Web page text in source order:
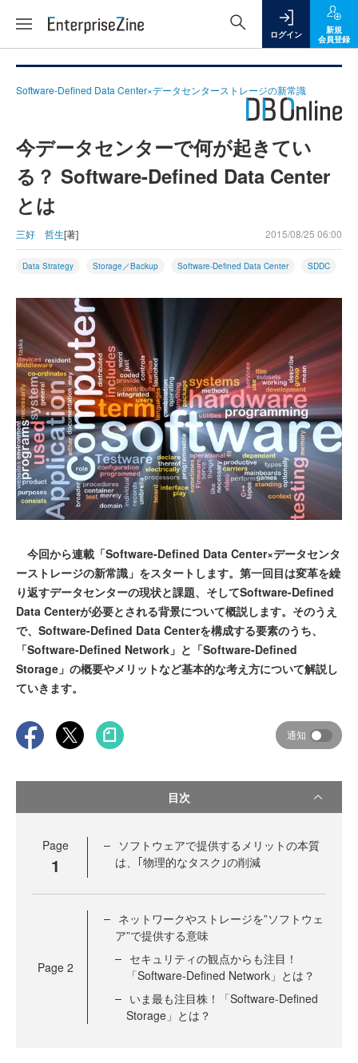
ログイン
新規
会員登録
Software-Defined Data Center×データセンターストレージの新常識
今データセンターで何が起きてい
る？ Software-Defined Data Center
とは
三好 哲生[著] 2015/08/25 06:00
Data Strategy Storage／Backup Software-Defined Data Center SDDC
今回から連載「Software-Defined Data Center×データセンタ
ーストレージの新常識」をスタートします。第一回目は変革を繰
り返すデータセンターの現状と課題、そしてSoftware-Defined
Data Centerが必要とされる背景について概説します。そのうえ
で、Software-Defined Data Centerを構成する要素のうち、
「Software-Defined Network」と「Software-Defined
Storage」の概要やメリットなど基本的な考え方について解説し
ていきます。
通知
目次
Page
1
ソフトウェアで提供するメリットの本質
は、｢物理的なタスク｣の削減
Page 2
ネットワークやストレージを”ソフトウェ
ア”で提供する意味
セキュリティの観点からも注目！
「Software-Defined Network」とは？
いま最も注目株！「Software-Defined
Storage」とは？